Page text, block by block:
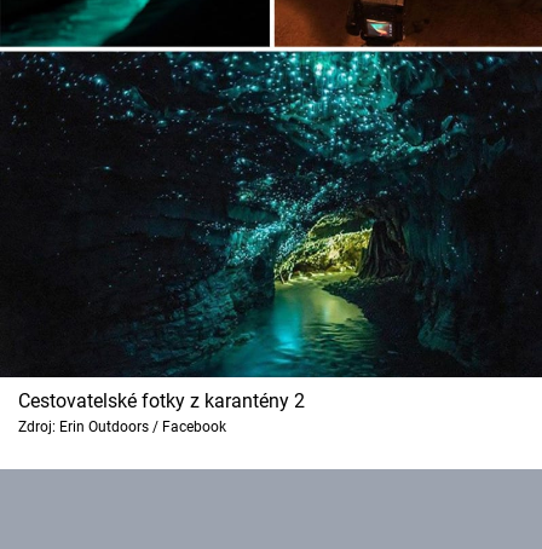
Cestovatelské fotky z karantény 2
Zdroj: Erin Outdoors / Facebook